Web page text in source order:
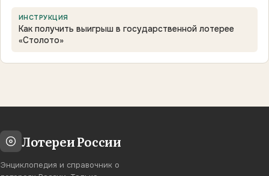
ИНСТРУКЦИЯ
Как получить выигрыш в государственной лотерее
«Столото»
Лотереи России
Энциклопедия и справочник о